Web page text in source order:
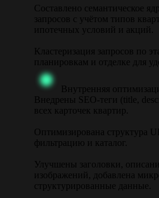
Составлено семантическое
запросов с учётом типов
ипотечных условий и акций.
Кластеризация запросов по
планировкам и отделке для
Внутренняя
Внедрены SEO-теги (title,
всех карточек квартир.
Оптимизирована структура
фильтрацию и каталог.
Улучшены заголовки,
изображений, добавлена
структурированные данные.